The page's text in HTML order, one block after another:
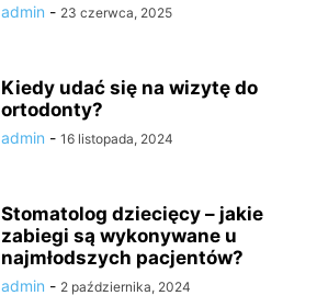
admin - 23 czerwca, 2025
Kiedy udać się na wizytę do
ortodonty?
admin - 16 listopada, 2024
Stomatolog dziecięcy – jakie
zabiegi są wykonywane u
najmłodszych pacjentów?
admin - 2 października, 2024